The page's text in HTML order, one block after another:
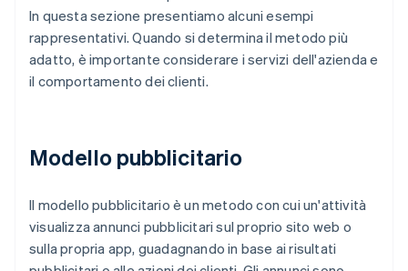
In questa sezione presentiamo alcuni esempi
rappresentativi. Quando si determina il metodo più
adatto, è importante considerare i servizi dell'azienda e
il comportamento dei clienti.
Modello pubblicitario
Il modello pubblicitario è un metodo con cui un'attività
visualizza annunci pubblicitari sul proprio sito web o
sulla propria app, guadagnando in base ai risultati